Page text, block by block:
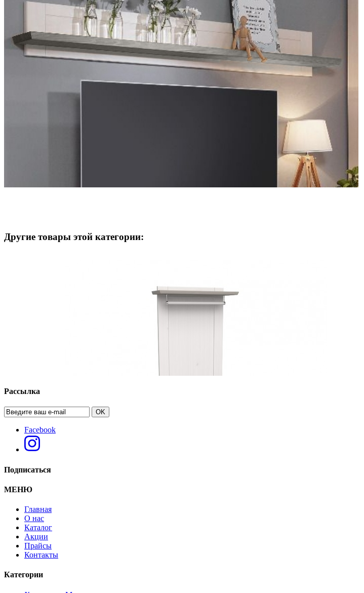
Другие товары этой категории:
Рассылка
OK
Facebook
Подписаться
МЕНЮ
Главная
О нас
Каталог
Акции
Прайсы
Контакты
Категории